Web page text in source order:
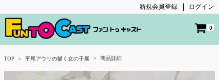
新規会員登録 ログイン
0
TOP 平尾アウリの描く女の子展 商品詳細